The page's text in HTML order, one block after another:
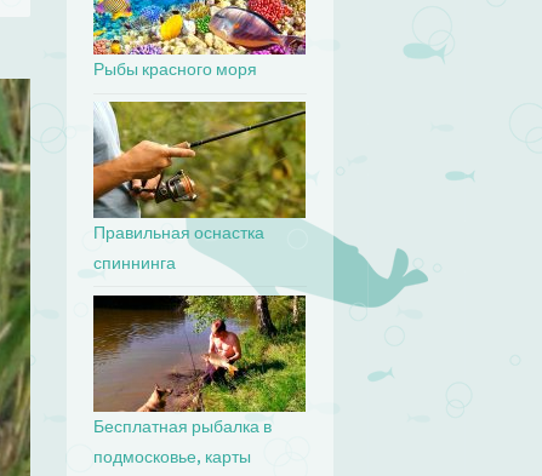
Рыбы красного моря
Правильная оснастка
спиннинга
Бесплатная рыбалка в
подмосковье, карты